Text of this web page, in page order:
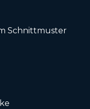
Schnittmuster